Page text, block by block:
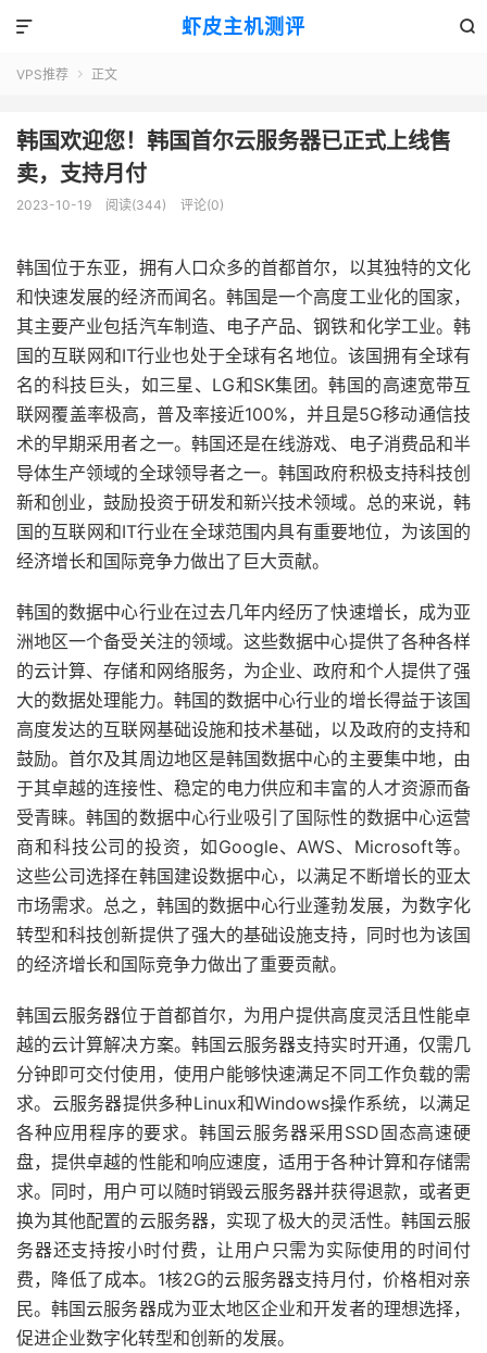
虾皮主机测评 

VPS推荐  正文
韩国欢迎您！韩国首尔云服务器已正式上线售
卖，支持月付
2023-10-19 阅读(344) 评论(0)
韩国位于东亚，拥有人口众多的首都首尔，以其独特的文化
和快速发展的经济而闻名。韩国是一个高度工业化的国家，
其主要产业包括汽车制造、电子产品、钢铁和化学工业。韩
国的互联网和IT行业也处于全球有名地位。该国拥有全球有
名的科技巨头，如三星、LG和SK集团。韩国的高速宽带互
联网覆盖率极高，普及率接近100%，并且是5G移动通信技
术的早期采用者之一。韩国还是在线游戏、电子消费品和半
导体生产领域的全球领导者之一。韩国政府积极支持科技创
新和创业，鼓励投资于研发和新兴技术领域。总的来说，韩
国的互联网和IT行业在全球范围内具有重要地位，为该国的
经济增长和国际竞争力做出了巨大贡献。
韩国的数据中心行业在过去几年内经历了快速增长，成为亚
洲地区一个备受关注的领域。这些数据中心提供了各种各样
的云计算、存储和网络服务，为企业、政府和个人提供了强
大的数据处理能力。韩国的数据中心行业的增长得益于该国
高度发达的互联网基础设施和技术基础，以及政府的支持和
鼓励。首尔及其周边地区是韩国数据中心的主要集中地，由
于其卓越的连接性、稳定的电力供应和丰富的人才资源而备
受青睐。韩国的数据中心行业吸引了国际性的数据中心运营
商和科技公司的投资，如Google、AWS、Microsoft等。
这些公司选择在韩国建设数据中心，以满足不断增长的亚太
市场需求。总之，韩国的数据中心行业蓬勃发展，为数字化
转型和科技创新提供了强大的基础设施支持，同时也为该国
的经济增长和国际竞争力做出了重要贡献。
韩国云服务器位于首都首尔，为用户提供高度灵活且性能卓
越的云计算解决方案。韩国云服务器支持实时开通，仅需几
分钟即可交付使用，使用户能够快速满足不同工作负载的需
求。云服务器提供多种Linux和Windows操作系统，以满足
各种应用程序的要求。韩国云服务器采用SSD固态高速硬
盘，提供卓越的性能和响应速度，适用于各种计算和存储需
求。同时，用户可以随时销毁云服务器并获得退款，或者更
换为其他配置的云服务器，实现了极大的灵活性。韩国云服
务器还支持按小时付费，让用户只需为实际使用的时间付
费，降低了成本。1核2G的云服务器支持月付，价格相对亲
民。韩国云服务器成为亚太地区企业和开发者的理想选择，
促进企业数字化转型和创新的发展。